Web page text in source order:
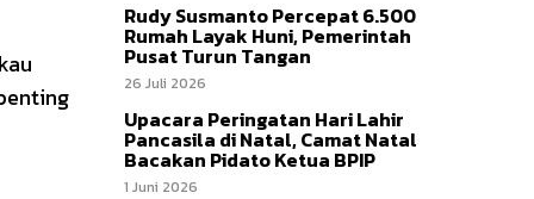
Rudy Susmanto Percepat 6.500
Rumah Layak Huni, Pemerintah
Pusat Turun Tangan
26 Juli 2026
Upacara Peringatan Hari Lahir
Pancasila di Natal, Camat Natal
Bacakan Pidato Ketua BPIP
1 Juni 2026